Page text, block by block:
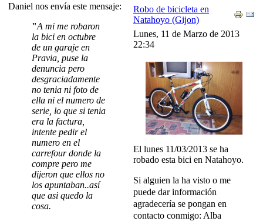
Daniel nos envía este mensaje:
"A mi me robaron
la bici en octubre
de un garaje en
Pravia, puse la
denuncia pero
desgraciadamente
no tenia ni foto de
ella ni el numero de
serie, lo que si tenia
era la factura,
intente pedir el
numero en el
carrefour donde la
compre pero me
dijeron que ellos no
los apuntaban..así
que asi quedo la
cosa.
Robo de bicicleta en
Natahoyo (Gijon)
Lunes, 11 de Marzo de 2013
22:34
El lunes 11/03/2013 se ha
robado esta bici en Natahoyo.
Si alguien la ha visto o me
puede dar información
agradecería se pongan en
contacto conmigo: Alba